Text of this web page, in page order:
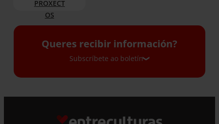
PROXECT
OS
Queres recibir información?
Subscríbete ao boletín